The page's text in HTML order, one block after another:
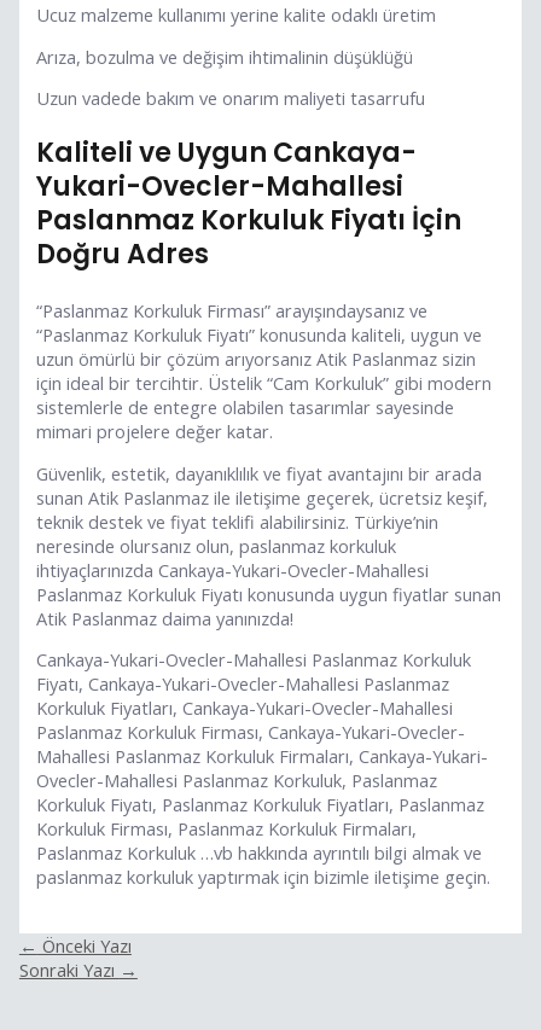
Ucuz malzeme kullanımı yerine kalite odaklı üretim
Arıza, bozulma ve değişim ihtimalinin düşüklüğü
Uzun vadede bakım ve onarım maliyeti tasarrufu
Kaliteli ve Uygun Cankaya-
Yukari-Ovecler-Mahallesi
Paslanmaz Korkuluk Fiyatı İçin
Doğru Adres
“Paslanmaz Korkuluk Firması” arayışındaysanız ve
“Paslanmaz Korkuluk Fiyatı” konusunda kaliteli, uygun ve
uzun ömürlü bir çözüm arıyorsanız Atik Paslanmaz sizin
için ideal bir tercihtir. Üstelik “Cam Korkuluk” gibi modern
sistemlerle de entegre olabilen tasarımlar sayesinde
mimari projelere değer katar.
Güvenlik, estetik, dayanıklılık ve fiyat avantajını bir arada
sunan Atik Paslanmaz ile iletişime geçerek, ücretsiz keşif,
teknik destek ve fiyat teklifi alabilirsiniz. Türkiye’nin
neresinde olursanız olun, paslanmaz korkuluk
ihtiyaçlarınızda Cankaya-Yukari-Ovecler-Mahallesi
Paslanmaz Korkuluk Fiyatı konusunda uygun fiyatlar sunan
Atik Paslanmaz daima yanınızda!
Cankaya-Yukari-Ovecler-Mahallesi Paslanmaz Korkuluk
Fiyatı, Cankaya-Yukari-Ovecler-Mahallesi Paslanmaz
Korkuluk Fiyatları, Cankaya-Yukari-Ovecler-Mahallesi
Paslanmaz Korkuluk Firması, Cankaya-Yukari-Ovecler-
Mahallesi Paslanmaz Korkuluk Firmaları, Cankaya-Yukari-
Ovecler-Mahallesi Paslanmaz Korkuluk, Paslanmaz
Korkuluk Fiyatı, Paslanmaz Korkuluk Fiyatları, Paslanmaz
Korkuluk Firması, Paslanmaz Korkuluk Firmaları,
Paslanmaz Korkuluk …vb hakkında ayrıntılı bilgi almak ve
paslanmaz korkuluk yaptırmak için bizimle iletişime geçin.
← Önceki Yazı
Sonraki Yazı →